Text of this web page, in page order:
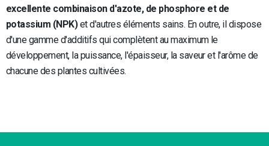
excellente combinaison d'azote, de phosphore et de
potassium (NPK)et d'autres éléments sains. En outre, il dispose
d'une gamme d'additifs qui complètent au maximum le
développement, la puissance, l'épaisseur, la saveur et l'arôme de
chacune des plantes cultivées.